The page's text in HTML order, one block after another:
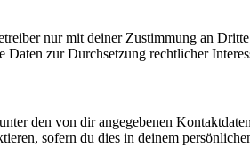
nur mit deiner Zustimmung an
zur Durchsetzung rechtlicher
den von dir angegebenen
sofern du dies in deinem